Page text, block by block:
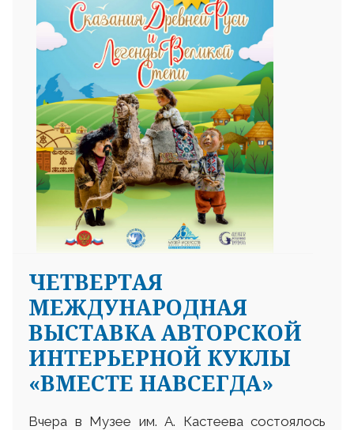
ЧЕТВЕРТАЯ
МЕЖДУНАРОДНАЯ
ВЫСТАВКА АВТОРСКОЙ
ИНТЕРЬЕРНОЙ КУКЛЫ
«ВМЕСТЕ НАВСЕГДА»
Вчера в Музее им. А. Кастеева состоялось